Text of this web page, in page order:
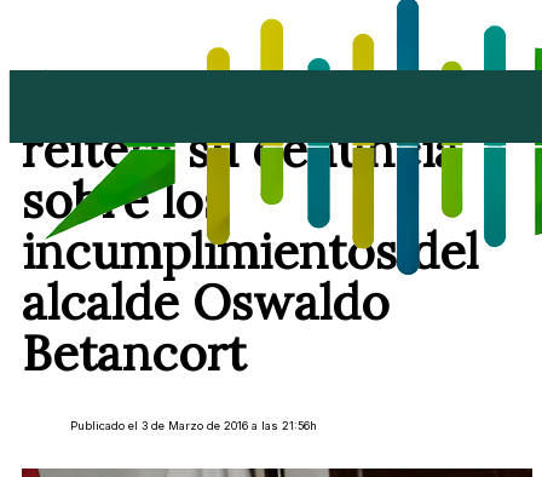
reitera su denuncia
sobre los
incumplimientos del
alcalde Oswaldo
Betancort
Publicado el 3 de Marzo de 2016 a las 21:56h